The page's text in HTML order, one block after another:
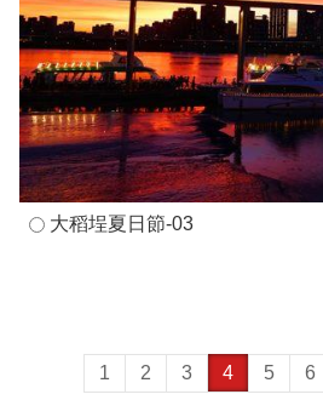
大稻埕夏日節-03
1 2 3 4 5 6